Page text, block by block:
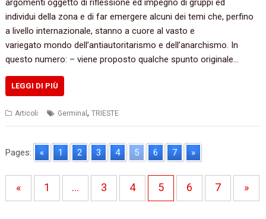
individui della zona e di far emergere alcuni dei temi che, perfino
a livello internazionale, stanno a cuore al vasto e
variegato mondo dell’antiautoritarismo e dell’anarchismo. In
questo numero: – viene proposto qualche spunto originale…
LEGGI DI PIÙ
Articoli Germinal,TRIESTE
Pages: « 1 2 3 4 5 6 7 »
« 1 … 3 4 5 6 7 »